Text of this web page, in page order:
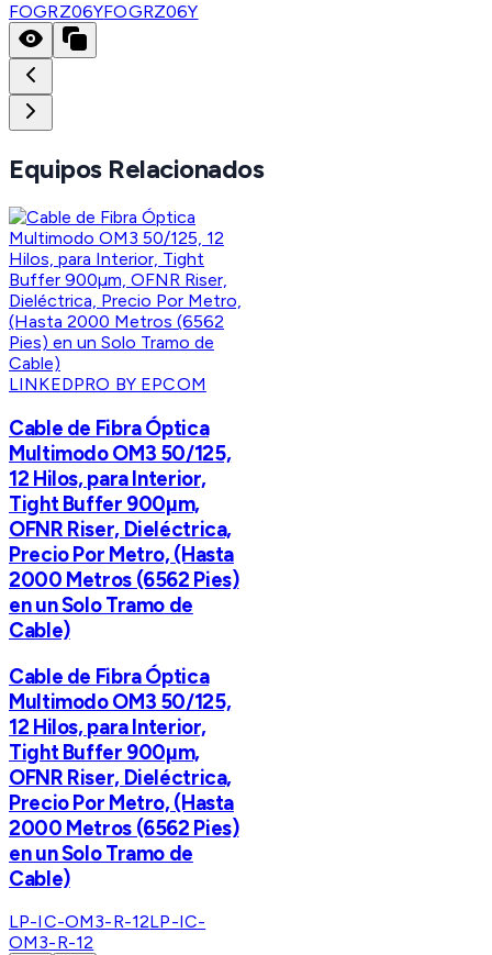
FOGRZ06YFOGRZ06Y
Equipos Relacionados
LINKEDPRO BY EPCOM
Cable de Fibra Óptica
Multimodo OM3 50/125,
12 Hilos, para Interior,
Tight Buffer 900µm,
OFNR Riser, Dieléctrica,
Precio Por Metro, (Hasta
2000 Metros (6562 Pies)
en un Solo Tramo de
Cable)
Cable de Fibra Óptica
Multimodo OM3 50/125,
12 Hilos, para Interior,
Tight Buffer 900µm,
OFNR Riser, Dieléctrica,
Precio Por Metro, (Hasta
2000 Metros (6562 Pies)
en un Solo Tramo de
Cable)
LP-IC-OM3-R-12LP-IC-
OM3-R-12